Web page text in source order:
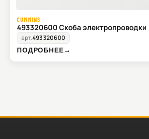
CUMMINS
493320600 Скоба электропроводки
арт.493320600
ПОДРОБНЕЕ→